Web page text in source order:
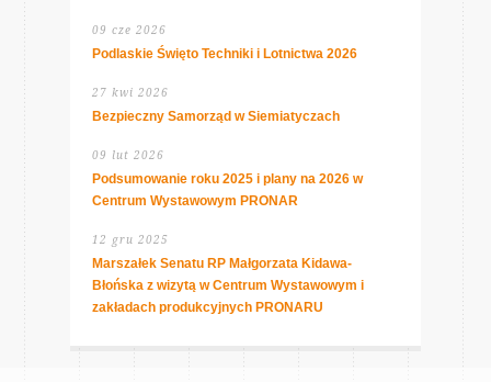
09 cze 2026
Podlaskie Święto Techniki i Lotnictwa 2026
27 kwi 2026
Bezpieczny Samorząd w Siemiatyczach
09 lut 2026
Podsumowanie roku 2025 i plany na 2026 w
Centrum Wystawowym PRONAR
12 gru 2025
Marszałek Senatu RP Małgorzata Kidawa-
Błońska z wizytą w Centrum Wystawowym i
zakładach produkcyjnych PRONARU